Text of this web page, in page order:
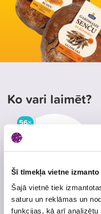
Šī tīmekļa vietne
Šajā vietnē tiek
saturu un reklāmas un
funkcijas, kā arī analizētu
Ko vari laimēt?
56×
Philips Airfryer